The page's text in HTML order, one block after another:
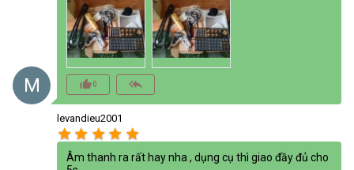
M thumb_up_alt0 reply_all
levandieu2001
star star star star star
Âm thanh ra rất hay nha , dụng cụ thì giao đầy đủ cho